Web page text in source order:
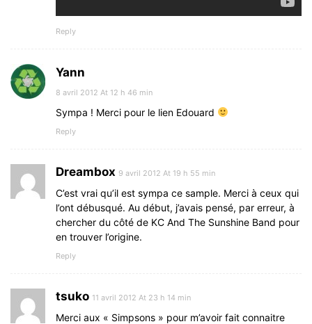
Reply
Yann
8 avril 2012 At 12 h 46 min
Sympa ! Merci pour le lien Edouard
Reply
Dreambox 9 avril 2012 At 19 h 55 min
C’est vrai qu’il est sympa ce sample. Merci à ceux qui
l’ont débusqué. Au début, j’avais pensé, par erreur, à
chercher du côté de KC And The Sunshine Band pour
en trouver l’origine.
Reply
tsuko 11 avril 2012 At 23 h 14 min
Merci aux « Simpsons » pour m’avoir fait connaitre